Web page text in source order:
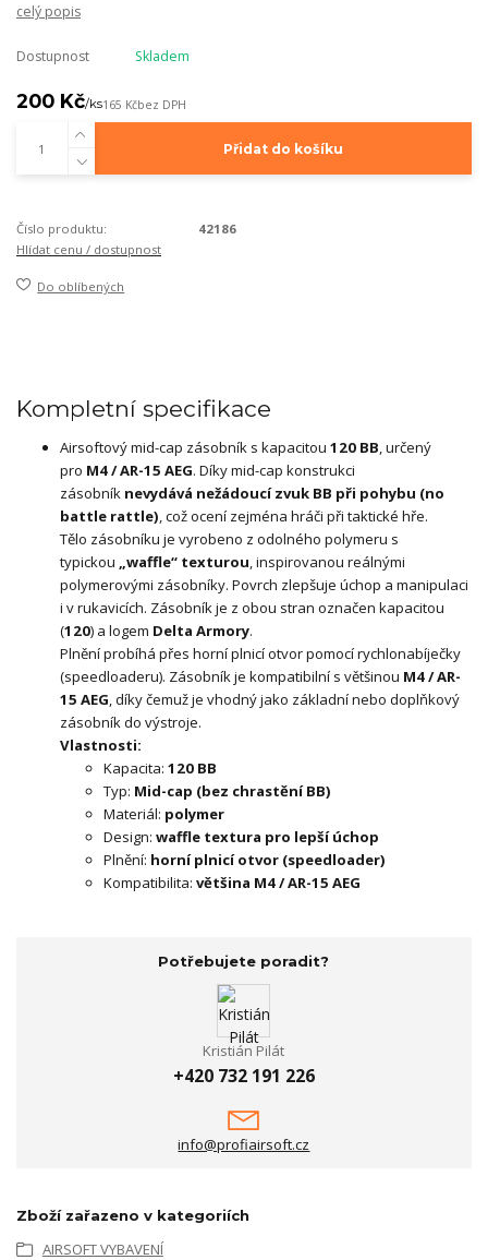
celý popis
Dostupnost Skladem
200 Kč/ks165 Kčbez DPH
Přidat do košíku
Číslo produktu:
42186
Hlídat cenu / dostupnost
Do oblíbených
Kompletní specifikace
Airsoftový mid-cap zásobník s kapacitou 120 BB, určený
pro M4 / AR-15 AEG. Díky mid-cap konstrukci
zásobník nevydává nežádoucí zvuk BB při pohybu (no
battle rattle), což ocení zejména hráči při taktické hře.
Tělo zásobníku je vyrobeno z odolného polymeru s
typickou „waffle“ texturou, inspirovanou reálnými
polymerovými zásobníky. Povrch zlepšuje úchop a manipulaci
i v rukavicích. Zásobník je z obou stran označen kapacitou
(120) a logem Delta Armory.
Plnění probíhá přes horní plnicí otvor pomocí rychlonabíječky
(speedloaderu). Zásobník je kompatibilní s většinou M4 / AR-
15 AEG, díky čemuž je vhodný jako základní nebo doplňkový
zásobník do výstroje.
Vlastnosti:
Kapacita: 120 BB
Typ: Mid-cap (bez chrastění BB)
Materiál: polymer
Design: waffle textura pro lepší úchop
Plnění: horní plnicí otvor (speedloader)
Kompatibilita: většina M4 / AR-15 AEG
Potřebujete poradit?
Kristián Pilát
+420 732 191 226
info@profiairsoft.cz
Zboží zařazeno v kategoriích
AIRSOFT VYBAVENÍ